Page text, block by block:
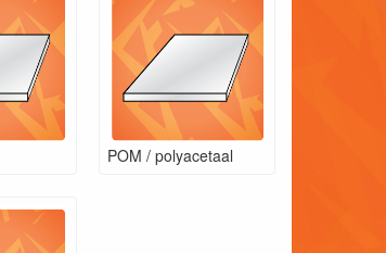
POM / polyacetaal